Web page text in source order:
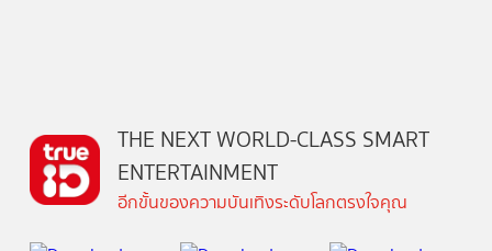
THE NEXT WORLD-CLASS SMART
ENTERTAINMENT
อีกขั้นของความบันเทิงระดับโลกตรงใจคุณ